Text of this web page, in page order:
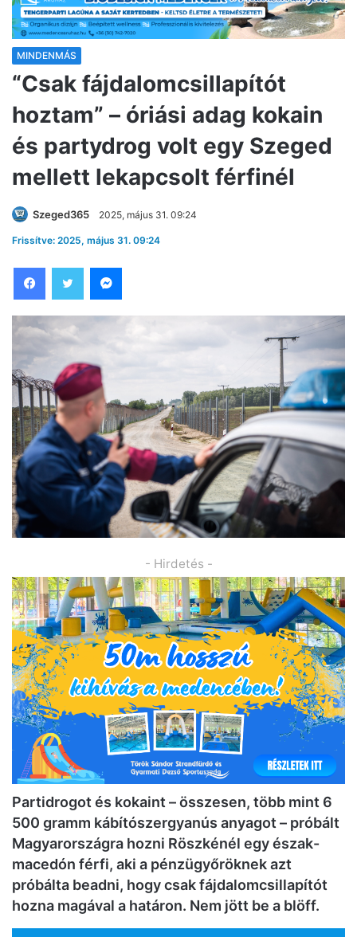
MINDENMÁS
“Csak fájdalomcsillapítót
hoztam” – óriási adag kokain
és partydrog volt egy Szeged
mellett lekapcsolt férfinél
Szeged365 2025, május 31. 09:24
Frissítve: 2025, május 31. 09:24
- Hirdetés -
Partidrogot és kokaint – összesen, több mint 6
500 gramm kábítószergyanús anyagot – próbált
Magyarországra hozni Röszkénél egy észak-
macedón férfi, aki a pénzügyőröknek azt
próbálta beadni, hogy csak fájdalomcsillapítót
hozna magával a határon. Nem jött be a blöff.